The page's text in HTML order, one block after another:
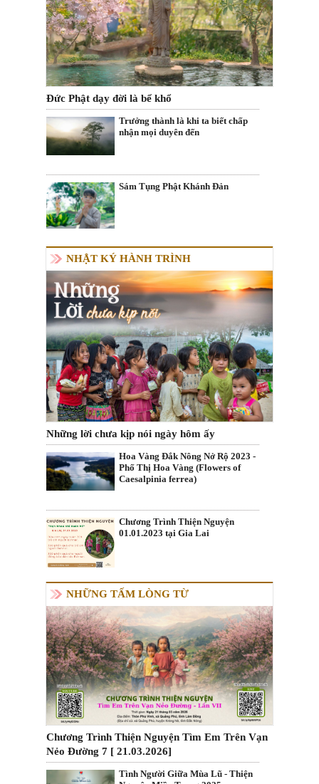
Đức Phật dạy đời là bể khổ
Trưởng thành là khi ta biết chấp
nhận mọi duyên đến
Sám Tụng Phật Khánh Đản
NHẬT KÝ HÀNH TRÌNH
Những lời chưa kịp nói ngày hôm ấy
Hoa Vàng Đắk Nông Nở Rộ 2023 -
Phố Thị Hoa Vàng (Flowers of
Caesalpinia ferrea)
Chương Trình Thiện Nguyện
01.01.2023 tại Gia Lai
NHỮNG TẤM LÒNG TỪ
Chương Trình Thiện Nguyện Tìm Em Trên Vạn
Nẻo Đường 7 [ 21.03.2026]
Tình Người Giữa Mùa Lũ - Thiện